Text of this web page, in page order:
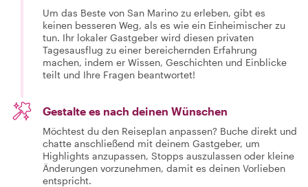
Um das Beste von San Marino zu erleben, gibt es
keinen besseren Weg, als es wie ein Einheimischer zu
tun. Ihr lokaler Gastgeber wird diesen privaten
Tagesausflug zu einer bereichernden Erfahrung
machen, indem er Wissen, Geschichten und Einblicke
teilt und Ihre Fragen beantwortet!
Gestalte es nach deinen Wünschen
Möchtest du den Reiseplan anpassen? Buche direkt und
chatte anschließend mit deinem Gastgeber, um
Highlights anzupassen, Stopps auszulassen oder kleine
Änderungen vorzunehmen, damit es deinen Vorlieben
entspricht.